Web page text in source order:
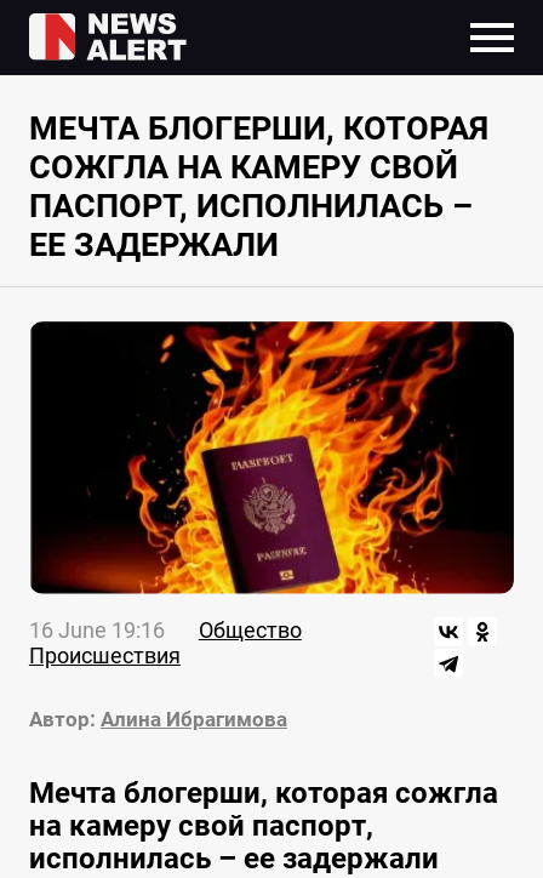
МЕЧТА БЛОГЕРШИ, КОТОРАЯ
СОЖГЛА НА КАМЕРУ СВОЙ
ПАСПОРТ, ИСПОЛНИЛАСЬ –
ЕЕ ЗАДЕРЖАЛИ
16 June 19:16
Общество
Происшествия
Автор: Алина Ибрагимова
Мечта блогерши, которая сожгла
на камеру свой паспорт,
исполнилась – ее задержали